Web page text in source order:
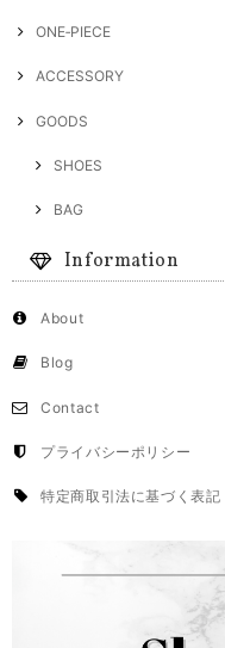
ONE‐PIECE
ACCESSORY
GOODS
SHOES
BAG
Information
About
Blog
Contact
プライバシーポリシー
特定商取引法に基づく表記